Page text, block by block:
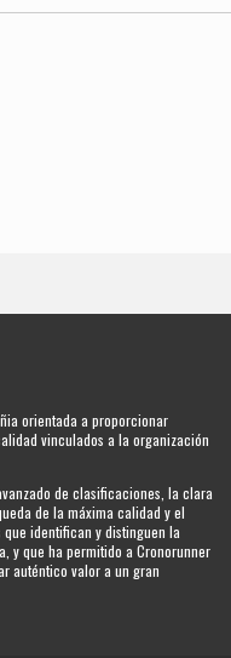
orientada a proporcionar
vinculados a la organización
de clasificaciones, la clara
de la máxima calidad y el
identifican y distinguen la
y que ha permitido a Cronorunner
auténtico valor a un gran